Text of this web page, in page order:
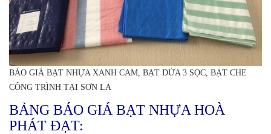
BÁO GIÁ BẠT NHỰA XANH CAM, BẠT DỨA 3 SỌC, BẠT CHE
CÔNG TRÌNH TẠI SƠN LA
BẢNG BÁO GIÁ BẠT NHỰA HOÀ
PHÁT ĐẠT: